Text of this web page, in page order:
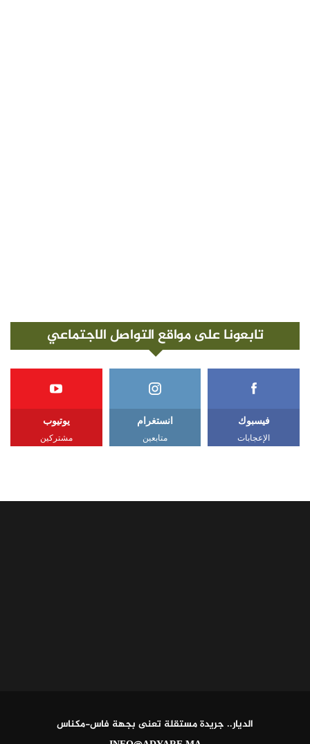
تابعونا على مواقع التواصل الاجتماعي
فيسبوك
الإعجابات
انستغرام
متابعين
يوتيوب
مشتركين
الديار.. جريدة مستقلة تعنى بجهة فاس-مكناس